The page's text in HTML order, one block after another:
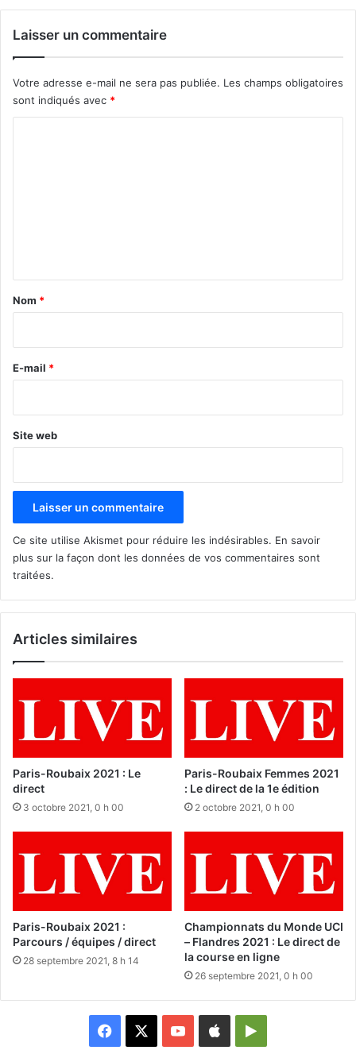
Laisser un commentaire
Votre adresse e-mail ne sera pas publiée. Les champs obligatoires
sont indiqués avec *
a
e
Nom *
E-mail *
Site web
Ce site utilise Akismet pour réduire les indésirables. En savoir
plus sur la façon dont les données de vos commentaires sont
traitées.
Articles similaires
Paris-Roubaix 2021 : Le
direct
3 octobre 2021, 0 h 00
Paris-Roubaix Femmes 2021
: Le direct de la 1e édition
2 octobre 2021, 0 h 00
Paris-Roubaix 2021 :
Parcours / équipes / direct
28 septembre 2021, 8 h 14
Championnats du Monde UCI
– Flandres 2021 : Le direct de
la course en ligne
26 septembre 2021, 0 h 00
Facebook YouTubeAppleGoogle